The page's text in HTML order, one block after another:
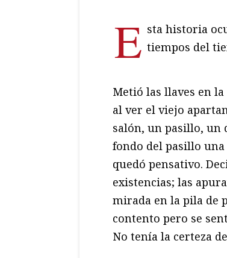
E sta historia
tiempos del
Metió las llaves en
al ver el viejo
salón, un pasillo,
fondo del pasillo una
quedó pensativo.
existencias; las
mirada en la pila de
contento pero se
No tenía la certeza